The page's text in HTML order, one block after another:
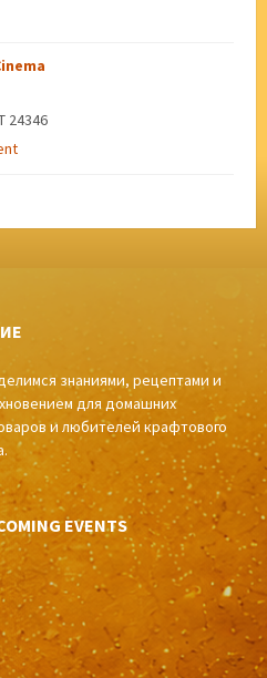
24346
знаниями, рецептами и
для домашних
и любителей крафтового
EVENTS